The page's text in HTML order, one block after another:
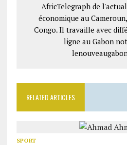
AfricTelegraph de
économique au
Congo. Il travaille avec
ligne au Gabon
RELATED ARTICLES
SPORT